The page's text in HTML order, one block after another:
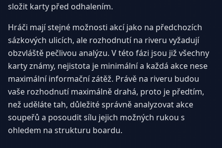
složit karty před odhalením.
Hráči mají stejné možnosti akcí jako na předchozích
sázkových ulicích, ale rozhodnutí na riveru vyžadují
obzvláště pečlivou analýzu. V této fázi jsou již všechny
karty známy, nejistota je minimální a každá akce nese
maximální informační zátěž. Právě na riveru budou
vaše rozhodnutí maximálně drahá, proto je předtím,
než uděláte tah, důležité správně analyzovat akce
soupeřů a posoudit sílu jejich možných rukou s
ohledem na strukturu boardu.